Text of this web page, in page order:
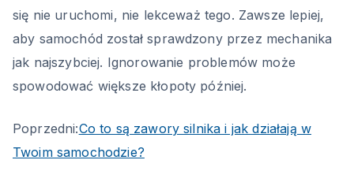
się nie uruchomi, nie lekceważ tego. Zawsze lepiej,
aby samochód został sprawdzony przez mechanika
jak najszybciej. Ignorowanie problemów może
spowodować większe kłopoty później.
Poprzedni:Co to są zawory silnika i jak działają w
Twoim samochodzie?